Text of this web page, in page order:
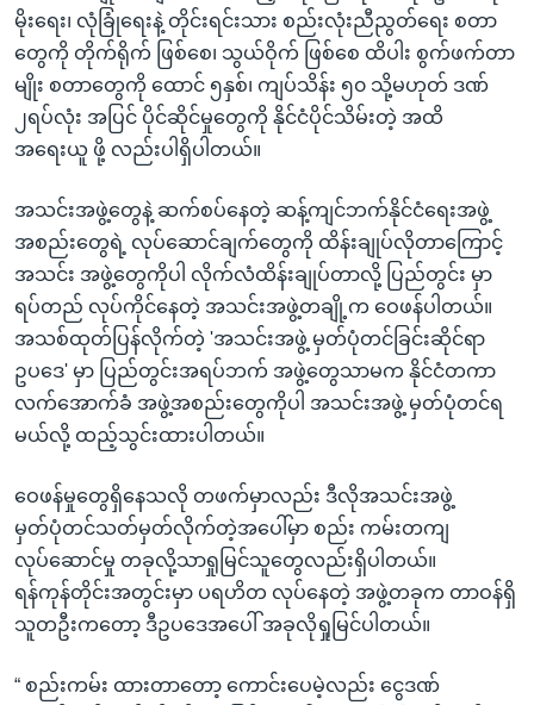
မိုးရေး၊ လုံခြုံရေးနဲ့ တိုင်းရင်းသား စည်းလုံးညီညွတ်ရေး စတာ
တွေကို တိုက်ရိုက် ဖြစ်စေ၊ သွယ်ဝိုက် ဖြစ်စေ ထိပါး စွက်ဖက်တာ
မျိုး စတာတွေကို ထောင် ၅နှစ်၊ ကျပ်သိန်း ၅၀ သို့မဟုတ် ဒဏ်
၂ရပ်လုံး အပြင် ပိုင်ဆိုင်မှုတွေကို နိုင်ငံပိုင်သိမ်းတဲ့ အထိ
အရေးယူ ဖို့ လည်းပါရှိပါတယ်။
အသင်းအဖွဲ့တွေနဲ့ ဆက်စပ်နေတဲ့ ဆန့်ကျင်ဘက်နိုင်ငံရေးအဖွဲ့
အစည်းတွေရဲ့ လုပ်ဆောင်ချက်တွေကို ထိန်းချုပ်လိုတာကြောင့်
အသင်း အဖွဲ့တွေကိုပါ လိုက်လံထိန်းချုပ်တာလို့ ပြည်တွင်း မှာ
ရပ်တည် လုပ်ကိုင်နေတဲ့ အသင်းအဖွဲ့တချို့က ဝေဖန်ပါတယ်။
အသစ်ထုတ်ပြန်လိုက်တဲ့ 'အသင်းအဖွဲ့ မှတ်ပုံတင်ခြင်းဆိုင်ရာ
ဥပဒေ' မှာ ပြည်တွင်းအရပ်ဘက် အဖွဲ့တွေသာမက နိုင်ငံတကာ
လက်အောက်ခံ အဖွဲ့အစည်းတွေကိုပါ အသင်းအဖွဲ့ မှတ်ပုံတင်ရ
မယ်လို့ ထည့်သွင်းထားပါတယ်။
ဝေဖန်မှုတွေရှိနေသလို တဖက်မှာလည်း ဒီလိုအသင်းအဖွဲ့
မှတ်ပုံတင်သတ်မှတ်လိုက်တဲ့အပေါ်မှာ စည်း ကမ်းတကျ
လုပ်ဆောင်မှု တခုလို့သာရှုမြင်သူတွေလည်းရှိပါတယ်။
ရန်ကုန်တိုင်းအတွင်းမှာ ပရဟိတ လုပ်နေတဲ့ အဖွဲ့တခုက တာဝန်ရှိ
သူတဦးကတော့ ဒီဥပဒေအပေါ် အခုလိုရှုမြင်ပါတယ်။
“ စည်းကမ်း ထားတာတော့ ကောင်းပေမဲ့လည်း ငွေဒဏ်